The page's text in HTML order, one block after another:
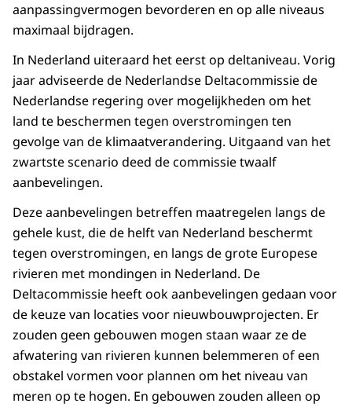
aanpassingvermogen bevorderen en op alle niveaus
maximaal bijdragen.
In Nederland uiteraard het eerst op deltaniveau. Vorig
jaar adviseerde de Nederlandse Deltacommissie de
Nederlandse regering over mogelijkheden om het
land te beschermen tegen overstromingen ten
gevolge van de klimaatverandering. Uitgaand van het
zwartste scenario deed de commissie twaalf
aanbevelingen.
Deze aanbevelingen betreffen maatregelen langs de
gehele kust, die de helft van Nederland beschermt
tegen overstromingen, en langs de grote Europese
rivieren met mondingen in Nederland. De
Deltacommissie heeft ook aanbevelingen gedaan voor
de keuze van locaties voor nieuwbouwprojecten. Er
zouden geen gebouwen mogen staan waar ze de
afwatering van rivieren kunnen belemmeren of een
obstakel vormen voor plannen om het niveau van
meren op te hogen. En gebouwen zouden alleen op